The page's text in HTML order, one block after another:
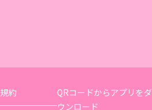
約
QRコードからアプリをダ
ウンロード